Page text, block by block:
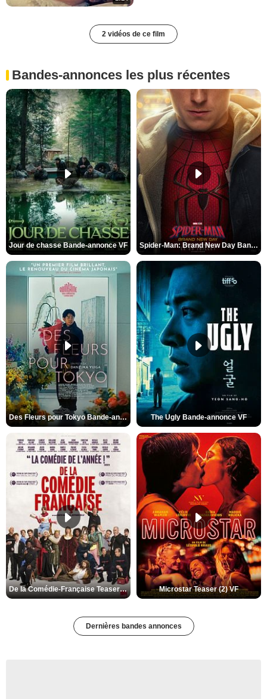
2 vidéos de ce film
Bandes-annonces les plus récentes
Jour de chasse Bande-annonce VF Spider-Man: Brand New Day Bande-annonce (3) VO STFR
Des Fleurs pour Tokyo Bande-annonce VO STFR The Ugly Bande-annonce VF
De la Comédie-Française Teaser (3) VF Microstar Teaser (2) VF
Dernières bandes annonces